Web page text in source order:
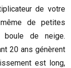
de votre
même de petites
boule de neige.
20 ans génèrent
est long,